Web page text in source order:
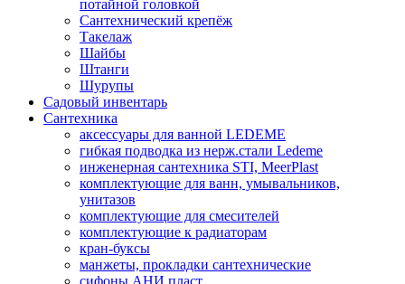
потайной головкой
Сантехнический крепёж
Такелаж
Шайбы
Штанги
Шурупы
Садовый инвентарь
Сантехника
аксессуары для ванной LEDEME
гибкая подводка из нерж.стали Ledeme
инженерная сантехника STI, MeerPlast
комплектующие для ванн, умывальников,
унитазов
комплектующие для смесителей
комплектующие к радиаторам
кран-буксы
манжеты, прокладки сантехнические
сифоны АНИ пласт